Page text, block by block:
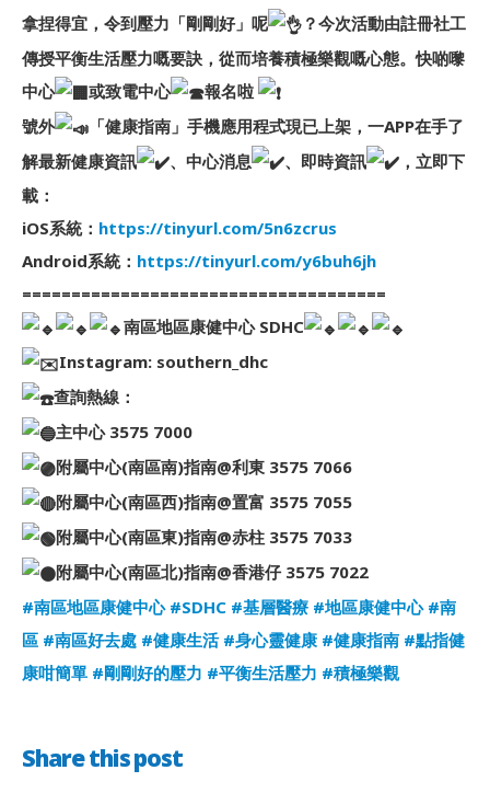
拿捏得宜，令到壓力「剛剛好」呢
？今次活動由註冊社工
傳授平衡生活壓力嘅要訣，從而培養積極樂觀嘅心態。快啲嚟
中心
或致電中心
報名啦
號外
「健康指南」手機應用程式現已上架，一APP在手了
解最新健康資訊
、中心消息 、即時資訊
，立即下
載：
iOS系統： https://tinyurl.com/5n6zcrus
Android系統： https://tinyurl.com/y6buh6jh
=====================================
南區地區康健中心 SDHC
Instagram: southern_dhc
查詢熱線：
主中心 3575 7000
附屬中心(南區南)指南@利東 3575 7066
附屬中心(南區西)指南@置富 3575 7055
附屬中心(南區東)指南@赤柱 3575 7033
附屬中心(南區北)指南@香港仔 3575 7022
#南區地區康健中心 #SDHC #基層醫療 #地區康健中心 #南
區 #南區好去處 #健康生活 #身心靈健康 #健康指南 #點指健
康咁簡單 #剛剛好的壓力 #平衡生活壓力 #積極樂觀
Share this post